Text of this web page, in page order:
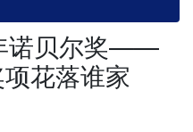
诺贝尔奖——
花落谁家